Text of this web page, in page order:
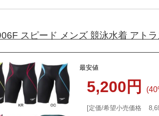
スピード メンズ 競泳水着 アト
最安値
5,200円
定価/希望小売価格